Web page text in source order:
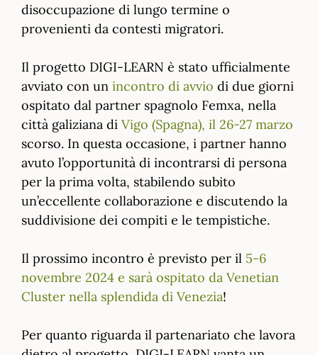
disoccupazione di lungo termine o
provenienti da contesti migratori.
Il progetto DIGI-LEARN è stato ufficialmente
avviato con un incontro di avvio di due giorni
ospitato dal partner spagnolo Femxa, nella
città galiziana di Vigo (Spagna), il 26-27 marzo
scorso. In questa occasione, i partner hanno
avuto l’opportunità di incontrarsi di persona
per la prima volta, stabilendo subito
un’eccellente collaborazione e discutendo la
suddivisione dei compiti e le tempistiche.
Il prossimo incontro è previsto per il 5-6
novembre 2024 e sarà ospitato da Venetian
Cluster nella splendida di Venezia!
Per quanto riguarda il partenariato che lavora